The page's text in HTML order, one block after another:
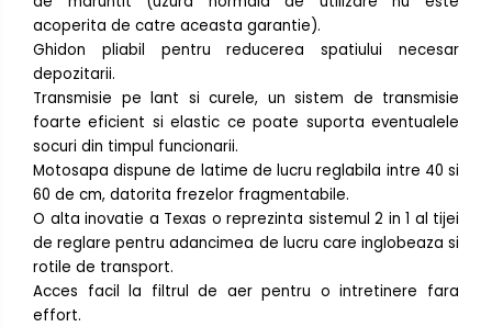
acoperita de catre aceasta garantie).
Ghidon pliabil pentru reducerea spatiului necesar
depozitarii.
Transmisie pe lant si curele, un sistem de transmisie
foarte eficient si elastic ce poate suporta eventualele
socuri din timpul funcionarii.
Motosapa dispune de latime de lucru reglabila intre 40 si
60 de cm, datorita frezelor fragmentabile.
O alta inovatie a Texas o reprezinta sistemul 2 in 1 al tijei
de reglare pentru adancimea de lucru care inglobeaza si
rotile de transport.
Acces facil la filtrul de aer pentru o intretinere fara
effort.